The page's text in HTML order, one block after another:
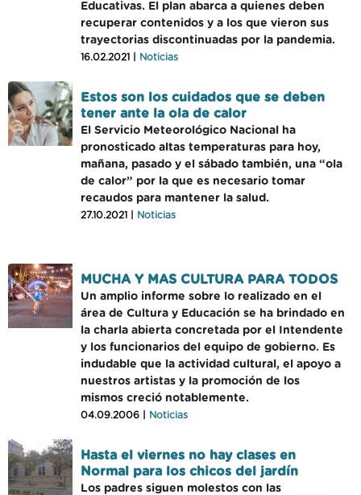
Educativas. El plan abarca a quienes deben
recuperar contenidos y a los que vieron sus
trayectorias discontinuadas por la pandemia.
16.02.2021 | Noticias
Estos son los cuidados que se deben
tener ante la ola de calor
El Servicio Meteorológico Nacional ha
pronosticado altas temperaturas para hoy,
mañana, pasado y el sábado también, una “ola
de calor” por la que es necesario tomar
recaudos para mantener la salud.
27.10.2021 | Noticias
MUCHA Y MAS CULTURA PARA TODOS
Un amplio informe sobre lo realizado en el
área de Cultura y Educación se ha brindado en
la charla abierta concretada por el Intendente
y los funcionarios del equipo de gobierno. Es
indudable que la actividad cultural, el apoyo a
nuestros artistas y la promoción de los
mismos creció notablemente.
04.09.2006 | Noticias
Hasta el viernes no hay clases en
Normal para los chicos del jardín
Los padres siguen molestos con las